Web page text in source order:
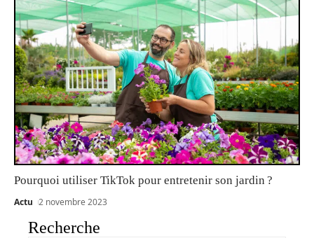
Pourquoi utiliser TikTok pour entretenir son jardin ?
Actu 2 novembre 2023
Recherche